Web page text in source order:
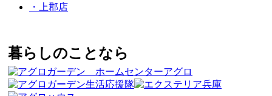
・上郡店
暮らしのことなら